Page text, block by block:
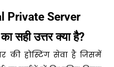
Private Server
सही उत्तर क्या है?
की होस्टिंग सेवा है जिसमें